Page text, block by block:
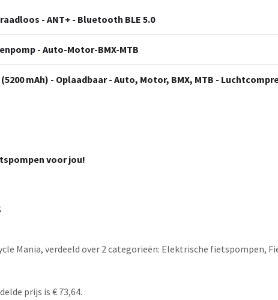
- ANT+ - Bluetooth BLE 5.0
- Auto-Motor-BMX-MTB
mAh) - Oplaadbaar - Auto, Motor, BMX, MTB -
voor jou!
Mania, verdeeld over 2 categorieën: Elektrische fietspompen,
prijs is € 73,64.